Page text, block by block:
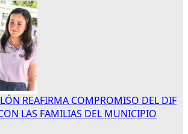
REAFIRMA COMPROMISO DEL DIF
LAS FAMILIAS DEL MUNICIPIO